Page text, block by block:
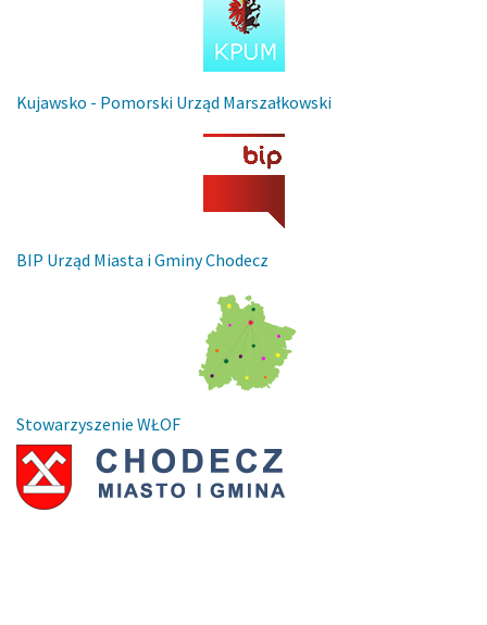
Kujawsko - Pomorski Urząd Marszałkowski
BIP Urząd Miasta i Gminy Chodecz
Stowarzyszenie WŁOF